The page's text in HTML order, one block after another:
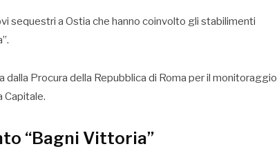
sequestri a Ostia che hanno coinvolto gli stabilimenti
Procura della Repubblica di Roma per il monitoraggio
Capitale.
“Bagni Vittoria”